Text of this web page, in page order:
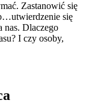
Zastanowić się
się
nas. Dlaczego
I czy osoby,